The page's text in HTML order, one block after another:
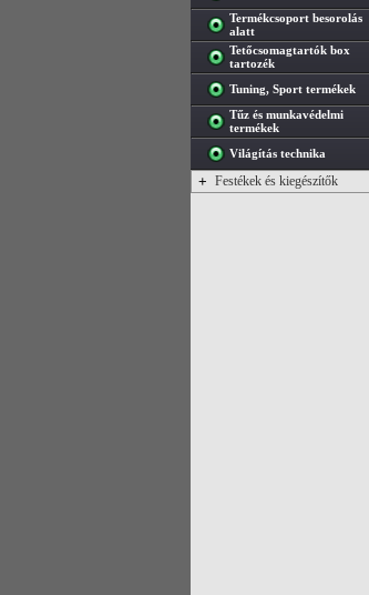
Termékcsoport besorolás
alatt
Tetőcsomagtartók box
tartozék
Tuning, Sport termékek
Tűz és munkavédelmi
termékek
Világítás technika
+ Festékek és kiegészítők